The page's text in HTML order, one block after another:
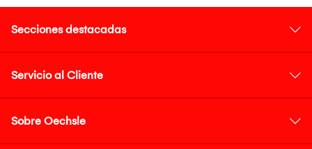
Secciones destacadas
Servicio al Cliente
Sobre Oechsle